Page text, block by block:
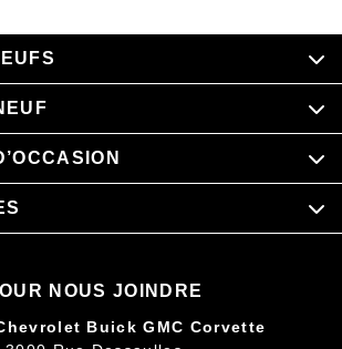
NOUS JOINDRE
Buick GMC Corvette